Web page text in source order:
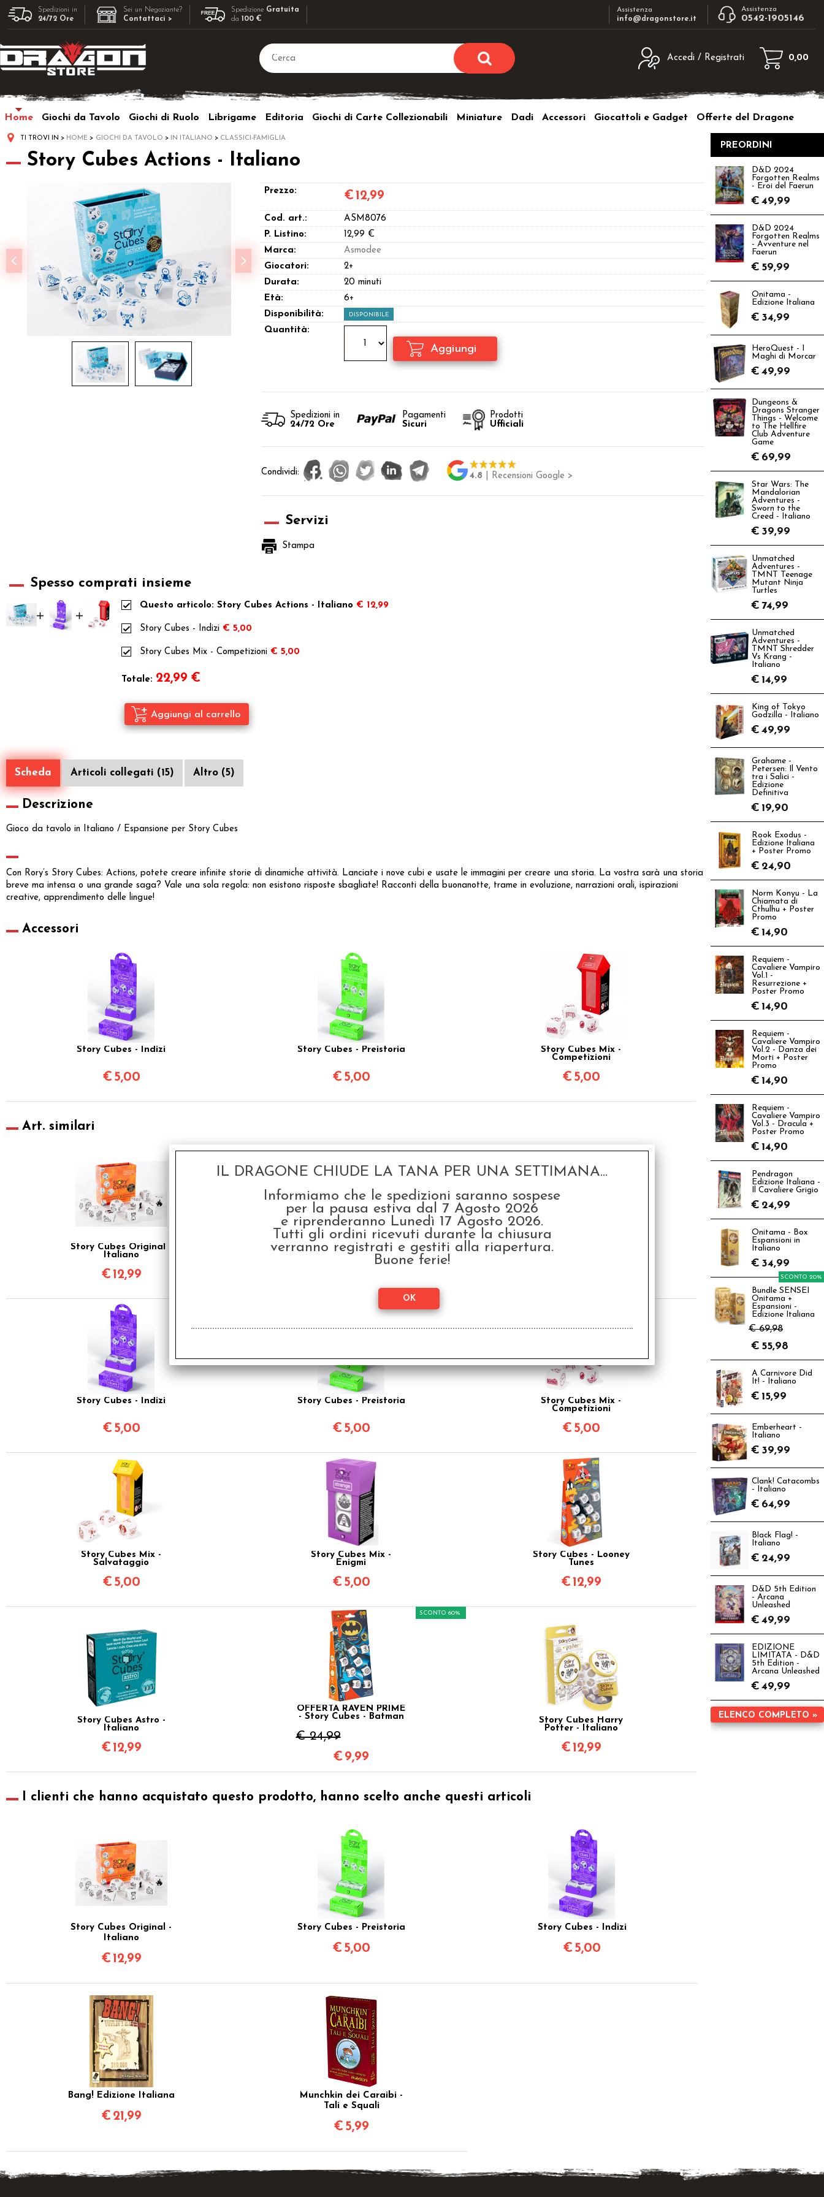
Spedizioni in
24/72 Ore
Sei un Negoziante?
Contattaci >
Spedizione Gratuita
da100 €
Assistenza
info@dragonstore.it
Assistenza
0542-1905146
Accedi / Registrati
utente e la password e poi clicca sul
Password:
sito clicca sul pulsante "Registrati"
0,00
Home Giochi da Tavolo Giochi di Ruolo Librigame Editoria Giochi di Carte Collezionabili Miniature Dadi Accessori Giocattoli e Gadget Offerte del Dragone
TI TROVI IN HOME GIOCHI DA TAVOLO IN ITALIANO CLASSICI-FAMIGLIA
Story Cubes Actions - Italiano
Prezzo: € 12,99
Cod. art.:
ASM8076
P. Listino:
12,99 €
Marca:
Asmodee
Giocatori:
2+
Durata:
20 minuti
Età:
6+
Disponibilità:
DISPONIBILE
Quantità:
Spedizioni in
24/72 Ore
Pagamenti
Sicuri
Prodotti
Ufficiali
Condividi: 4.8 | Recensioni Google >
Servizi
Stampa
Spesso comprati insieme
Questo articolo: Story Cubes Actions - Italiano € 12,99
Story Cubes - Indizi € 5,00
Story Cubes Mix - Competizioni € 5,00
Totale: 22,99 €
Scheda Articoli collegati (15) Altro (5)
Descrizione
Gioco da tavolo in Italiano / Espansione per Story Cubes
Con Rory’s Story Cubes: Actions, potete creare infinite storie di dinamiche attività. Lanciate i nove cubi e usate le immagini per creare una storia. La vostra sarà una storia
breve ma intensa o una grande saga? Vale una sola regola: non esistono risposte sbagliate! Racconti della buonanotte, trame in evoluzione, narrazioni orali, ispirazioni
creative, apprendimento delle lingue!
Accessori
Story Cubes - Indizi
€ 5,00
Story Cubes - Preistoria
€ 5,00
Story Cubes Mix -
Competizioni
€ 5,00
Art. similari
Story Cubes Original -
Italiano
€ 12,99
Story Cubes Mistery -
Italiano
Story Cubes - Star Wars
Story Cubes - Indizi
€ 5,00
Story Cubes - Preistoria
€ 5,00
Story Cubes Mix -
Competizioni
€ 5,00
Story Cubes Mix -
Salvataggio
€ 5,00
Story Cubes Mix -
Enigmi
€ 5,00
Story Cubes - Looney
Tunes
€ 12,99
Story Cubes Astro -
Italiano
€ 12,99
OFFERTA RAVEN PRIME
- Story Cubes - Batman
€ 24,99
SCONTO 60%
€ 9,99
Story Cubes Harry
Potter - Italiano
€ 12,99
I clienti che hanno acquistato questo prodotto, hanno scelto anche questi articoli
Story Cubes Original -
Italiano
€ 12,99
Story Cubes - Preistoria
€ 5,00
Story Cubes - Indizi
€ 5,00
Bang! Edizione Italiana
€ 21,99
Munchkin dei Caraibi -
Tali e Squali
€ 5,99
PREORDINI
D&D 2024
Forgotten Realms
- Eroi del Faerun
€ 49,99
D&D 2024
Forgotten Realms
- Avventure nel
Faerun
€ 59,99
Onitama -
Edizione Italiana
€ 34,99
HeroQuest - I
Maghi di Morcar
€ 49,99
Dungeons &
Dragons Stranger
Things - Welcome
to The Hellfire
Club Adventure
Game
€ 69,99
Star Wars: The
Mandalorian
Adventures -
Sworn to the
Creed - Italiano
€ 39,99
Unmatched
Adventures -
TMNT Teenage
Mutant Ninja
Turtles
€ 74,99
Unmatched
Adventures -
TMNT Shredder
Vs Krang -
Italiano
€ 14,99
King of Tokyo
Godzilla - Italiano
€ 49,99
Grahame -
Petersen: Il Vento
tra i Salici -
Edizione
Definitiva
€ 19,90
Rook Exodus -
Edizione Italiana
+ Poster Promo
€ 24,90
Norm Konyu - La
Chiamata di
Cthulhu + Poster
Promo
€ 14,90
Requiem -
Cavaliere Vampiro
Vol.1 -
Resurrezione +
Poster Promo
€ 14,90
Requiem -
Cavaliere Vampiro
Vol.2 - Danza dei
Morti + Poster
Promo
€ 14,90
Requiem -
Cavaliere Vampiro
Vol.3 - Dracula +
Poster Promo
€ 14,90
Pendragon
Edizione Italiana -
Il Cavaliere Grigio
€ 24,99
Onitama - Box
Espansioni in
Italiano
€ 34,99
Bundle SENSEI
Onitama +
Espansioni -
Edizione Italiana
€ 69,98
SCONTO 20%
€ 55,98
A Carnivore Did
It! - Italiano
€ 15,99
Emberheart -
Italiano
€ 39,99
Clank! Catacombs
- Italiano
€ 64,99
Black Flag! -
Italiano
€ 24,99
D&D 5th Edition
- Arcana
Unleashed
€ 49,99
EDIZIONE
LIMITATA - D&D
5th Edition -
Arcana Unleashed
€ 49,99
ELENCO COMPLETO »
IL DRAGONE CHIUDE LA TANA PER UNA SETTIMANA...
Informiamo che le spedizioni saranno sospese
per la pausa estiva dal 7 Agosto 2026
e riprenderanno Lunedì 17 Agosto 2026.
Tutti gli ordini ricevuti durante la chiusura
verranno registrati e gestiti alla riapertura.
Buone ferie!